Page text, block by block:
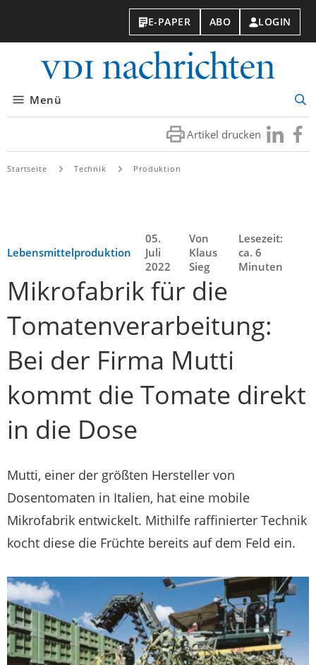
E-PAPER ABO LOGIN
Menü
Artikel drucken Besuchen
Sie
Sie
Startseite Technik Produktion
Lebensmittelproduktion
05.
Juli
2022
Von
Klaus
Sieg
Lesezeit:
ca. 6
Minuten
Mikrofabrik für die
Tomatenverarbeitung:
Bei der Firma Mutti
kommt die Tomate direkt
in die Dose
Mutti, einer der größten Hersteller von
Dosentomaten in Italien, hat eine mobile
Mikrofabrik entwickelt. Mithilfe raffinierter Technik
kocht diese die Früchte bereits auf dem Feld ein.